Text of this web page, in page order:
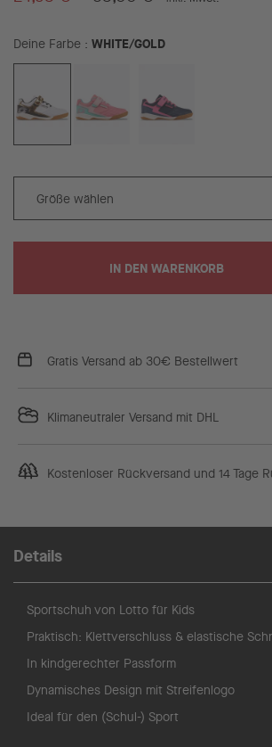
Deine Farbe WHITE/GOLD
IN DEN WARENKORB
Gratis Versand ab 30€ Bestellwert
Klimaneutraler Versand mit DHL
Kostenloser Rückversand und 14 Tage
Details
Sportschuh von Lotto für Kids
Praktisch: Klettverschluss & elastische
In kindgerechter Passform
Dynamisches Design mit Streifenlogo
Ideal für den (Schul-) Sport